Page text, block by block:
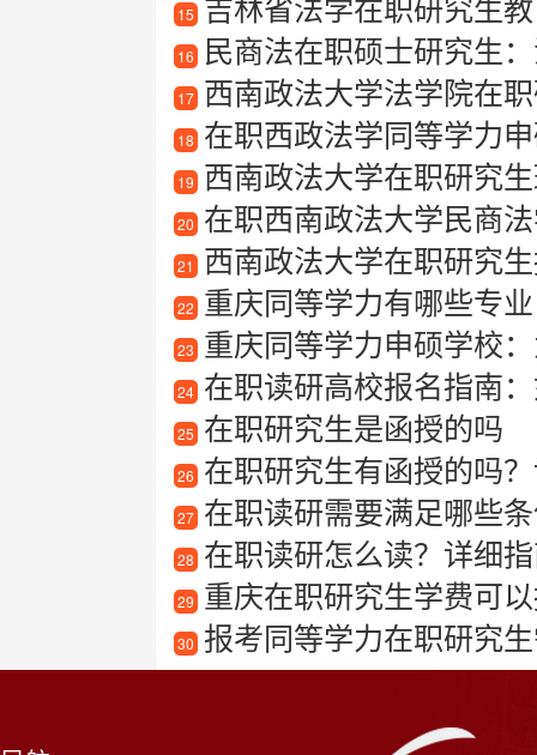
15
16 民商法在职硕士研究生
17 西南政法大学法学院在
18 在职西政法学同等学力
19 西南政法大学在职研究生
20 在职西南政法大学民商
21 西南政法大学在职研究生
22 重庆同等学力有哪些专业
23 重庆同等学力申硕学校
24 在职读研高校报名指南：
25 在职研究生是函授的吗
26 在职研究生有函授的吗？
27 在职读研需要满足哪些
28 在职读研怎么读？详细
29 重庆在职研究生学费可
30 报考同等学力在职研究生需要满